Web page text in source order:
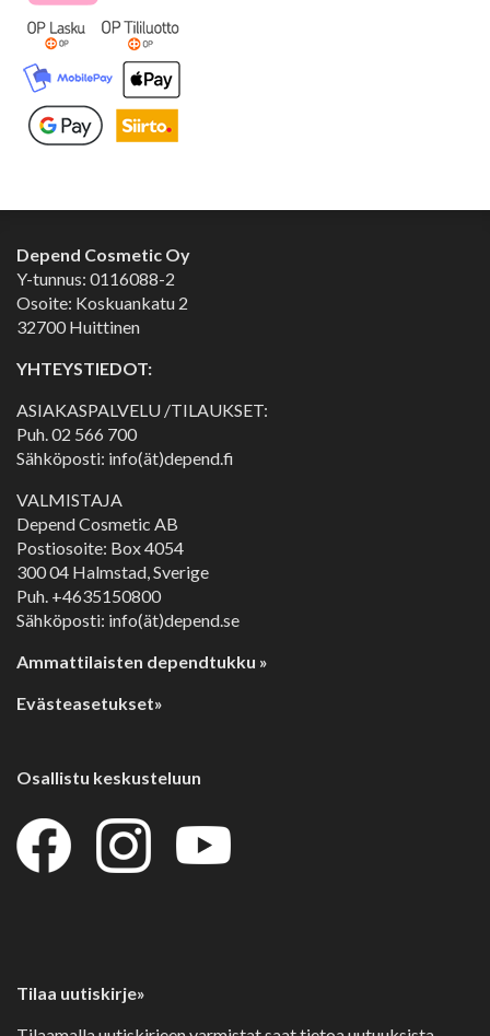
Depend Cosmetic Oy
Y-tunnus: 0116088-2
Osoite: Koskuankatu 2
32700 Huittinen
YHTEYSTIEDOT:
ASIAKASPALVELU /TILAUKSET:
Puh.02 566 700
Sähköposti: info(ät)depend.fi
VALMISTAJA
Depend Cosmetic AB
Postiosoite: Box 4054
300 04 Halmstad, Sverige
Puh. +4635150800
Sähköposti: info(ät)depend.se
Ammattilaisten dependtukku »
Evästeasetukset»
Osallistu keskusteluun
Tilaa uutiskirje»